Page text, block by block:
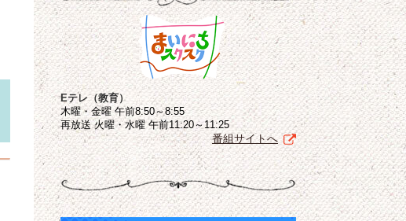
Eテレ（教育）
木曜・金曜 午前8:50～8:55
再放送 火曜・水曜 午前11:20～11:25
番組サイトへ